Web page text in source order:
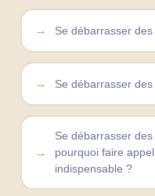
Se débarrasser
Se débarrasser
Se débarrasser
pourquoi faire
indispensable ?